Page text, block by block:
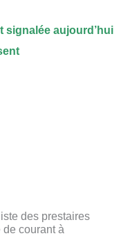
aujourd’hui
des prestaires
courant à